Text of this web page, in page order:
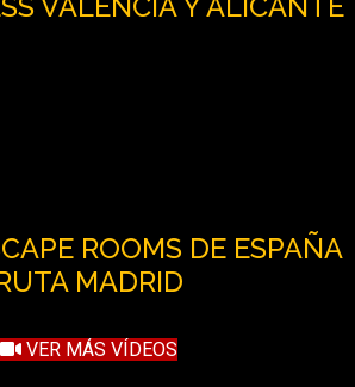
VALENCIA Y ALICANTE
ROOMS DE ESPAÑA
MADRID
VER MÁS VÍDEOS